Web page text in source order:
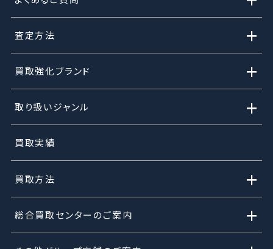
査定方法 +
買取強化ブランド +
取り扱いジャンル +
買取実績
買取方法 +
総合買取センターのご案内 +